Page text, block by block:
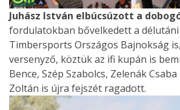
Juhász István elbúcsúzott a
fordulatokban bővelkedett a délutáni
Timbersports Országos Bajnokság
versenyző, köztük az ifi kupán is
Bence, Szép Szabolcs, Zelenák
Zoltán is újra fejszét ragadott.